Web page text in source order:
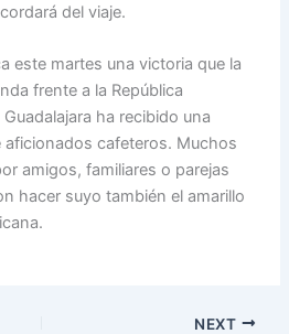
del viaje.
este martes una victoria que la
frente a la República
ha recibido una
cafeteros. Muchos
amigos, familiares o parejas
hacer suyo también el amarillo
NEXT